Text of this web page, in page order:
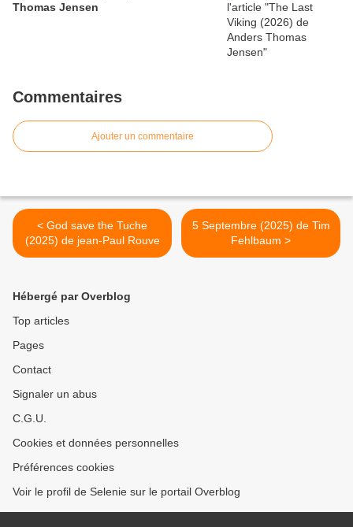
Thomas Jensen
Commentaires
Ajouter un commentaire
< God save the Tuche
(2025) de jean-Paul Rouve
5 Septembre (2025) de Tim
Fehlbaum >
Hébergé par Overblog
Top articles
Pages
Contact
Signaler un abus
C.G.U.
Cookies et données personnelles
Préférences cookies
Voir le profil de Selenie sur le portail Overblog